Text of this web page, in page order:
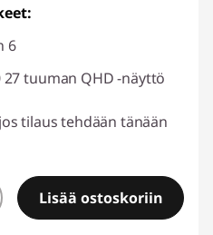
6
tuuman QHD -näyttö
tilaus tehdään tänään
Lisää ostoskoriin